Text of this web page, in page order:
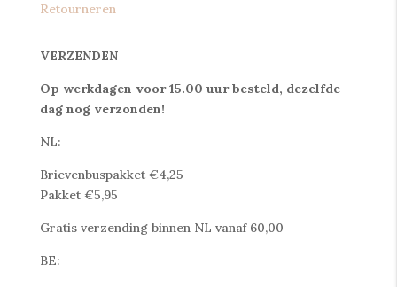
Retourneren
VERZENDEN
Op werkdagen voor 15.00 uur besteld, dezelfde
dag nog verzonden!
NL:
Brievenbuspakket €4,25
Pakket €5,95
Gratis verzending binnen NL vanaf 60,00
BE: